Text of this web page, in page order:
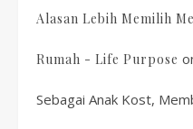
Alasan Lebih Memilih
Rumah - Life Purpose
Sebagai Anak Kost,